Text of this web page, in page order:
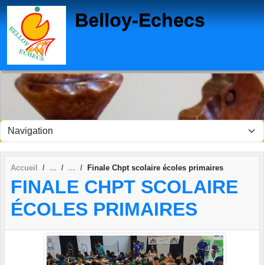
Belloy-Echecs
Accueil Finale Chpt scolaire écoles primaires
FINALE CHPT SCOLAIRE
ÉCOLES PRIMAIRES
Panneau de gestion des cookies